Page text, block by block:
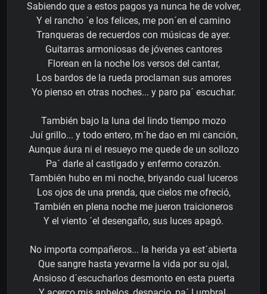
Sabiendo que a estos pagos ya nunca he de volver,
Y el rancho ´e los felices, me pon´en el camino
Tranqueras de recuerdos con músicas de ayer.
Guitarras armoniosas de jóvenes cantores
Florean en la noche los versos del cantar,
Los bardos de la rueda proclaman sus amores
Yo pienso en otras noches... y paro pa´ escuchar.
También bajo la luna del lindo tiempo mozo
Juí grillo... y todo entero, m´he dao en mi canción,
Aunque áura ni el resueyo me quede de un sollozo
Pa´ darle al castigado y enfermo corazón.
También hubo en mi noche, briyando cual luceros
Los ojos de una prenda, que cielos me ofreció,
También en plena noche me jueron traicioneros
Y el viento ´el desengaño, sus luces apagó.
No importa compañeros... la herida ya est´abierta
Que sangre hasta yevarme la vida por su ojal,
Ansioso d´escucharlos desmonto en esta puerta